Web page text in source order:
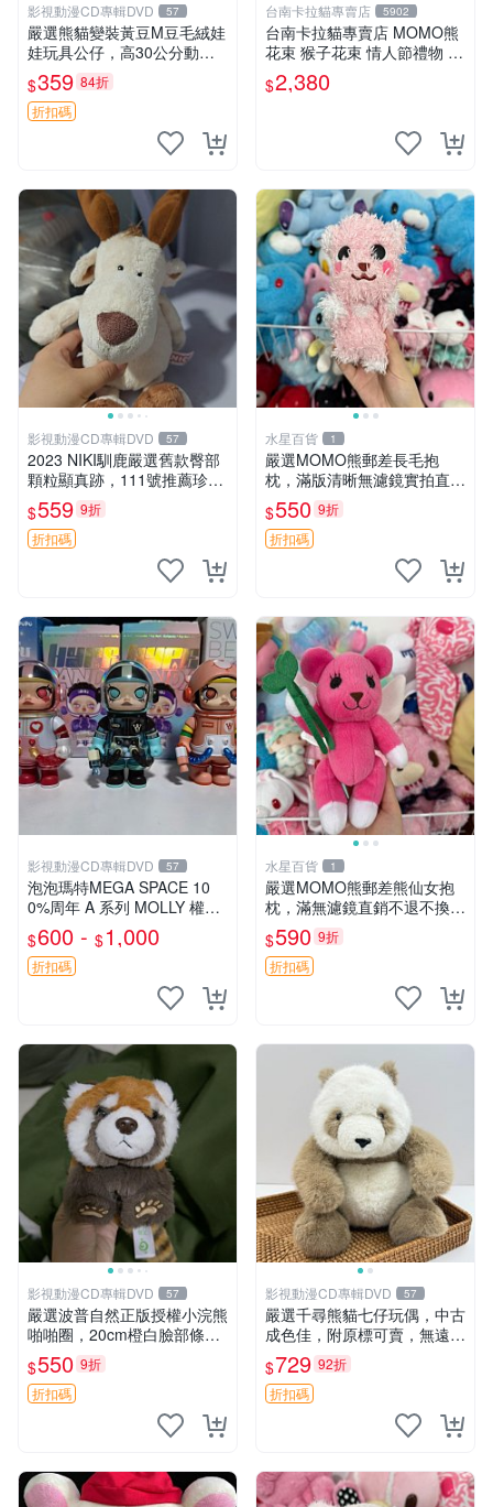
影視動漫CD專輯DVD 57
嚴選熊貓變裝黃豆M豆毛絨娃
娃玩具公仔，高30公分動漫
周邊 熊貓 變裝 公仔
$359 84折
折扣碼
台南卡拉貓專賣店 5902
台南卡拉貓專賣店 MOMO熊
花束 猴子花束 情人節禮物 二
選一 可繡字 可今天寄明天到
$2,380
影視動漫CD專輯DVD 57
2023 NIKI馴鹿嚴選舊款臀部
顆粒顯真跡，111號推薦珍藏
品 馴鹿 舊款 尾巴顆粒
$559 9折
折扣碼
水星百貨 1
嚴選MOMO熊郵差長毛抱
枕，滿版清晰無濾鏡實拍直
銷。每周新品到貨，不容錯
過！ 郵差熊 長毛 抱枕
$550 9折
折扣碼
影視動漫CD專輯DVD 57
泡泡瑪特MEGA SPACE 10
0%周年 A 系列 MOLLY 權威
隱藏款 嚴選薄荷巧克力色 80
年代風味 權威推薦 合適收藏
$600 - $1,000
折扣碼
水星百貨 1
嚴選MOMO熊郵差熊仙女抱
枕，滿無濾鏡直銷不退不換
經典造型可愛必備 紅薯啵啵
間抱枕 抱枕 時尚
$590 9折
折扣碼
影視動漫CD專輯DVD 57
嚴選波普自然正版授權小浣熊
啪啪圈，20cm橙白臉部條紋
清晰，毛絨超萌贈品推薦。
小浣熊 波普 圈環
$550 9折
折扣碼
影視動漫CD專輯DVD 57
嚴選千尋熊貓七仔玩偶，中古
成色佳，附原標可賣，無遠方
一手送第二天即達 中古玩偶
熊貓七仔 千尋
$729 92折
折扣碼